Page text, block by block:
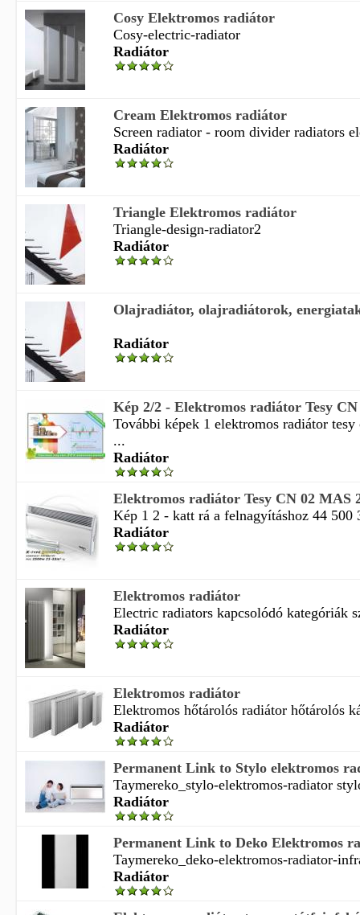
Cosy Elektromos radiátor
Cosy-electric-radiator
Radiátor
Cream Elektromos radiátor
Screen radiator - room divider radiators
Radiátor
Triangle Elektromos radiátor
Triangle-design-radiator2
Radiátor
Olajradiátor, olajradiátorok,
Radiátor
Kép 2/2 - Elektromos radiátor Tesy
További képek 1 elektromos radiátor
...
Radiátor
Elektromos radiátor Tesy CN 02 MAS
Kép 1 2 - katt rá a felnagyításhoz 44 500
Radiátor
Elektromos radiátor
Electric radiators kapcsolódó kategóriák
Radiátor
Elektromos radiátor
Elektromos hőtárolós radiátor hőtárolós
Radiátor
Permanent Link to Stylo elektromos
Taymereko_stylo-elektromos-radiator
Radiátor
Permanent Link to Deko Elektromos
Taymereko_deko-elektromos-radiator-
Radiátor